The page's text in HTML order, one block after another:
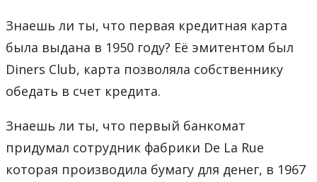
Знаешь ли ты, что первая кредитная карта
была выдана в 1950 году? Её эмитентом был
Diners Club, карта позволяла собственнику
обедать в счет кредита.
Знаешь ли ты, что первый банкомат
придумал сотрудник фабрики De La Rue
которая производила бумагу для денег, в 1967